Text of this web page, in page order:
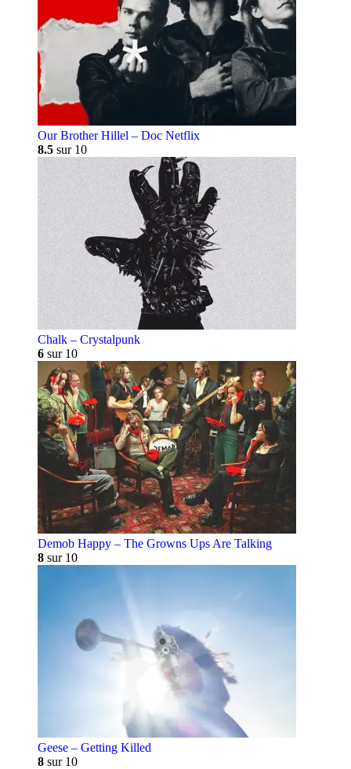
Our Brother Hillel – Doc Netflix
8.5 sur 10
Chalk – Crystalpunk
6 sur 10
Demob Happy – The Growns Ups Are Talking
8 sur 10
Geese – Getting Killed
8 sur 10